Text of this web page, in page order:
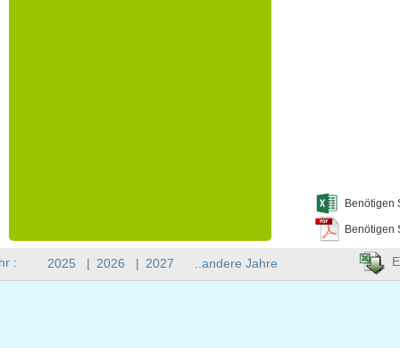
Benötigen
Benötigen
: 2025 | 2026 | 2027 ..andere Jahre